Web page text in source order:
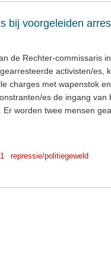
bij voorgeleiden
de Rechter-commissaris
activisten/es,
charges met wapenstok
es de ingang van
Er worden twee mensen
repressie/politiegeweld